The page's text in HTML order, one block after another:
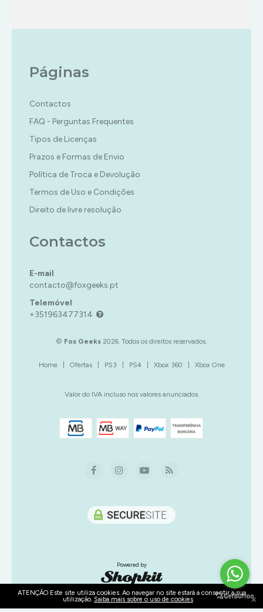
Páginas
Contactos
FAQ - Perguntas Frequentes
Tipos de Licenças
Prazos e Formas de Envio
Política de Troca e Devolução
Termos de Uso e Condições
Direito de livre resolução
Contactos
E-mail
contacto@foxgeeks.pt
Telemóvel
+351963477314
© Fox Geeks 2026. Todos os direitos reservados.
Home| Ofertas| PS3 PS4| Xbox 360 Xbox One
Valor do IVA incluso nos valores anunciados.
Powered by
ATENÇÃO Este site utiliza cookies. Ao navegar no site estará a consentir a sua
utilização. Saiba mais sobre o uso de cookies ×